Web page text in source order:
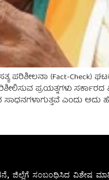
(Fact-Check)
ಪ್ರಯತ್ನಗಳು ಸರ್ಕಾರದ
ಸಾಧನಗಳಾಗುತ್ತವೆ ಎಂದು
ಜಿಲ್ಲೆಗೆ ಸಂಬಂಧಿಸಿದ ವಿಶೇಷ